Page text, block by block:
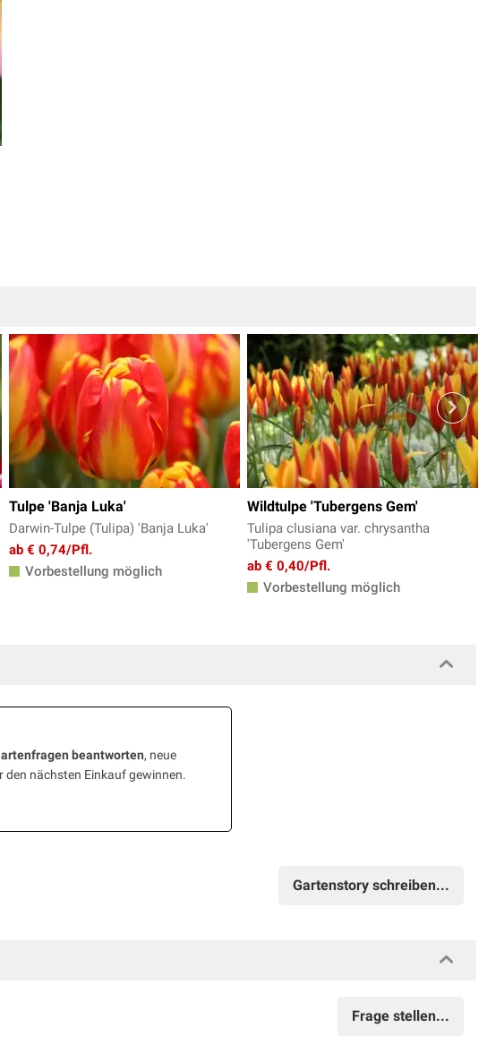
Tulpe 'Banja Luka'
Darwin-Tulpe (Tulipa) 'Banja Luka'
ab € 0,74/Pfl.
Vorbestellung möglich
Wildtulpe 'Tubergens Gem'
Tulipa clusiana var. chrysantha
'Tubergens Gem'
ab € 0,40/Pfl.
Vorbestellung möglich
beantworten, neue
den nächsten Einkauf gewinnen.
Gartenstory schreiben...
Frage stellen...